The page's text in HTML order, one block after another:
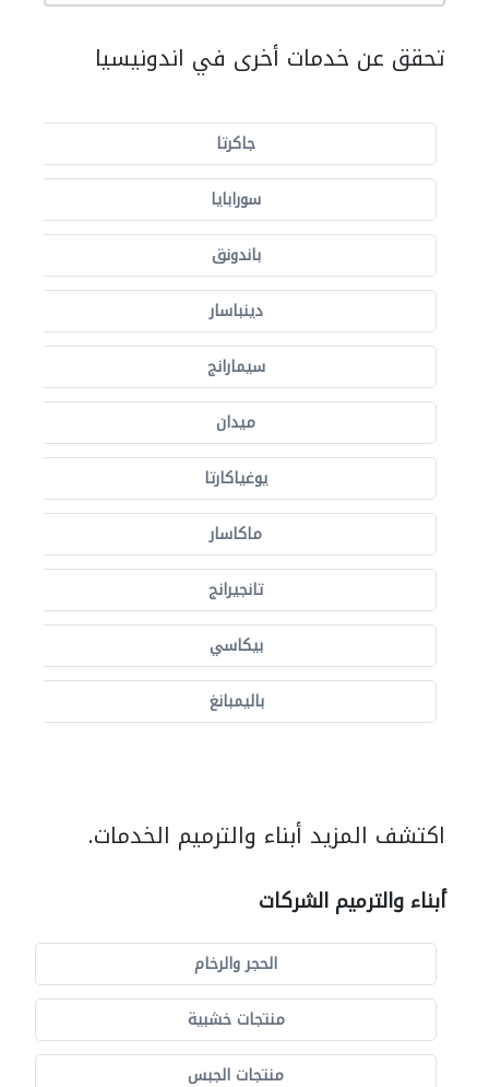
تحقق عن خدمات أخرى في اندونيسيا
جاكرتا
سورابايا
باندونق
دينباسار
سيمارانج
ميدان
يوغياكارتا
ماكاسار
تانجيرانج
بيكاسي
باليمبانغ
اكتشف المزيد أبناء والترميم الخدمات.
أبناء والترميم الشركات
الحجر والرخام
منتجات خشبية
منتجات الجبس